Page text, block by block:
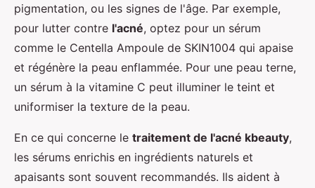
pigmentation, ou les signes de l'âge. Par exemple,
pour lutter contre l'acné, optez pour un sérum
comme le Centella Ampoule de SKIN1004 qui apaise
et régénère la peau enflammée. Pour une peau terne,
un sérum à la vitamine C peut illuminer le teint et
uniformiser la texture de la peau.
En ce qui concerne le traitement de l'acné kbeauty,
les sérums enrichis en ingrédients naturels et
apaisants sont souvent recommandés. Ils aident à